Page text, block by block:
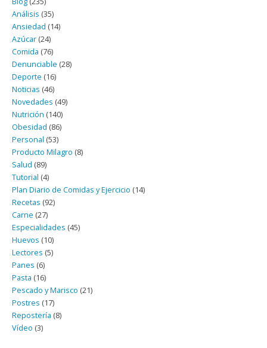
Análisis (35)
Ansiedad (14)
Azúcar (24)
Comida (76)
Denunciable (28)
Deporte (16)
Noticias (46)
Novedades (49)
Nutrición (140)
Obesidad (86)
Personal (53)
Producto Milagro (8)
Salud (89)
Tutorial (4)
Plan Diario de Comidas y Ejercicio (14)
Recetas (92)
Carne (27)
Especialidades (45)
Huevos (10)
Lectores (5)
Panes (6)
Pasta (16)
Pescado y Marisco (21)
Postres (17)
Repostería (8)
Vídeo (3)